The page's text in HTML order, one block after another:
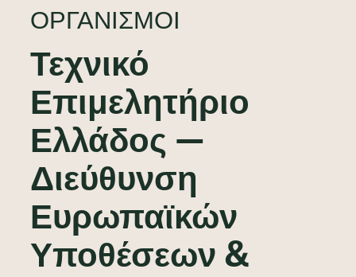
ΟΡΓΑΝΙΣΜΟΊ
Τεχνικό
Επιμελητήριο
Ελλάδος —
Διεύθυνση
Ευρωπαϊκών
Υποθέσεων &